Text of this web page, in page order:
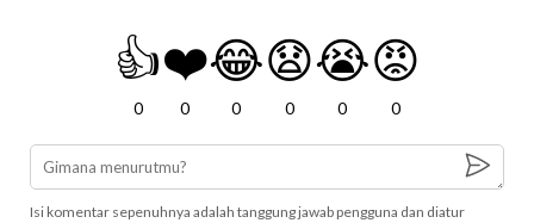
👍
0
❤️
0
😂
0
😧
0
😭
0
😡
0
Isi komentar sepenuhnya adalah tanggung jawab pengguna dan diatur